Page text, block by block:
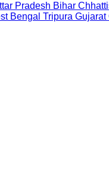
Pradesh Bihar
Bengal Tripura Gujarat